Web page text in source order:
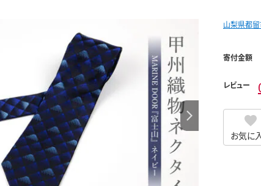
山梨県都
寄付金額
レビュー
お気に